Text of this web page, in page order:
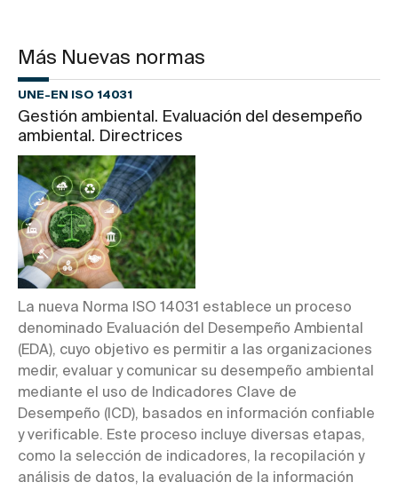
Más Nuevas normas
UNE-EN ISO 14031
Gestión ambiental. Evaluación del desempeño
ambiental. Directrices
La nueva Norma ISO 14031 establece un proceso
denominado Evaluación del Desempeño Ambiental
(EDA), cuyo objetivo es permitir a las organizaciones
medir, evaluar y comunicar su desempeño ambiental
mediante el uso de Indicadores Clave de
Desempeño (ICD), basados en información confiable
y verificable. Este proceso incluye diversas etapas,
como la selección de indicadores, la recopilación y
análisis de datos, la evaluación de la información